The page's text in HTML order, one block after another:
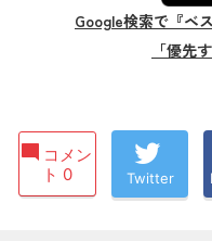
Google検索で『ベ
「優先
コメン
ト 0
Twitter